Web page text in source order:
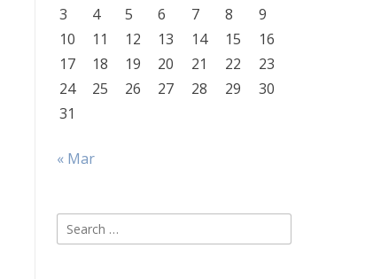
3
4 5 6 7 8
9
10
11 12 13 14 15
16
17
18 19 20 21 22
23
24
25 26 27 28 29
30
31
« Mar
Search
for: